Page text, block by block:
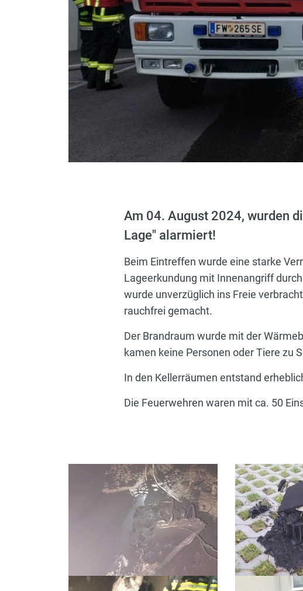
Am 04. August 2024, wurden
Lage" alarmiert!
Beim Eintreffen wurde eine starke
Lageerkundung mit Innenangriff
wurde unverzüglich ins Freie
rauchfrei gemacht.
Der Brandraum wurde mit der
kamen keine Personen oder Tiere zu
In den Kellerräumen entstand
Die Feuerwehren waren mit ca. 50